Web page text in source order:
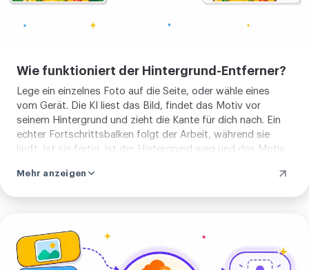
wird die wenigen Sekunden des
Freistellens verarbeitet, danach bald
entfernt, nie protokolliert und nie
geteilt. Wähle ein Bild und lass den
Hintergrund gehen. Danach kannst du
den Freisteller zuschneiden,
Wie funktioniert der Hintergrund-Entferner?
Lege ein einzelnes Foto auf die Seite, oder wähle eines
vom Gerät. Die KI liest das Bild, findet das Motiv vor
seinem Hintergrund und zieht die Kante für dich nach. Ein
echter Fortschrittsbalken folgt der Arbeit, während sie
läuft. Ist sie fertig, ist der Hintergrund weg und das Motiv
Vorher gibt es nichts einzustellen und keine Kante zu malen.
Mehr anzeigen
hochladen